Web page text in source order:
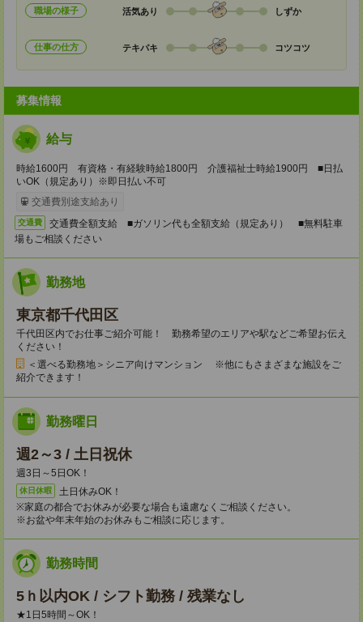
職場の様子 活気あり しずか
仕事の仕方 テキパキ コツコツ
募集情報
給与
時給1600円 有資格・有経験時給1800円 介護福祉士時給1900円 ■日払
いOK（規定あり）※即日払い不可
交通費別途支給あり
交通費
交通費全額支給 ■ガソリン代も全額支給（規定あり） ■無料駐車
場もご相談ください
勤務地
東京都千代田区
千代田区内でお仕事ご紹介可能！ 勤務希望のエリアや駅などご希望お伝え
ください！
＜選べる勤務地＞シニア向けマンション ※他にもさまざまな施設をご
紹介できます！
勤務曜日
週2～3 / 土日祝休
週3日～5日OK！
休日休暇
土日休みOK！
※家庭の都合でお休みが必要な場合も遠慮なくご相談ください。
※お盆や年末年始のお休みもご相談に応じます。
勤務時間
5ｈ以内OK / シフト勤務 / 残業なし
★1日5時間～OK！